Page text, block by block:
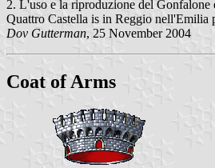
2. L'uso e la riproduzione del Gonfalone
Quattro Castella is in Reggio nell'Emilia
Dov Gutterman, 25 November 2004
Coat of Arms